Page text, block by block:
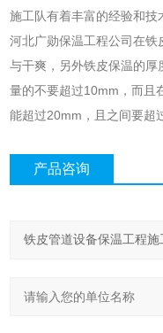
施工队有着丰富的经验和技
河北广勋保温工程公司在
与干爽，另外铁皮保温的
量的不要超过10mm，而且
能超过20mm，且之间要超
产品咨询